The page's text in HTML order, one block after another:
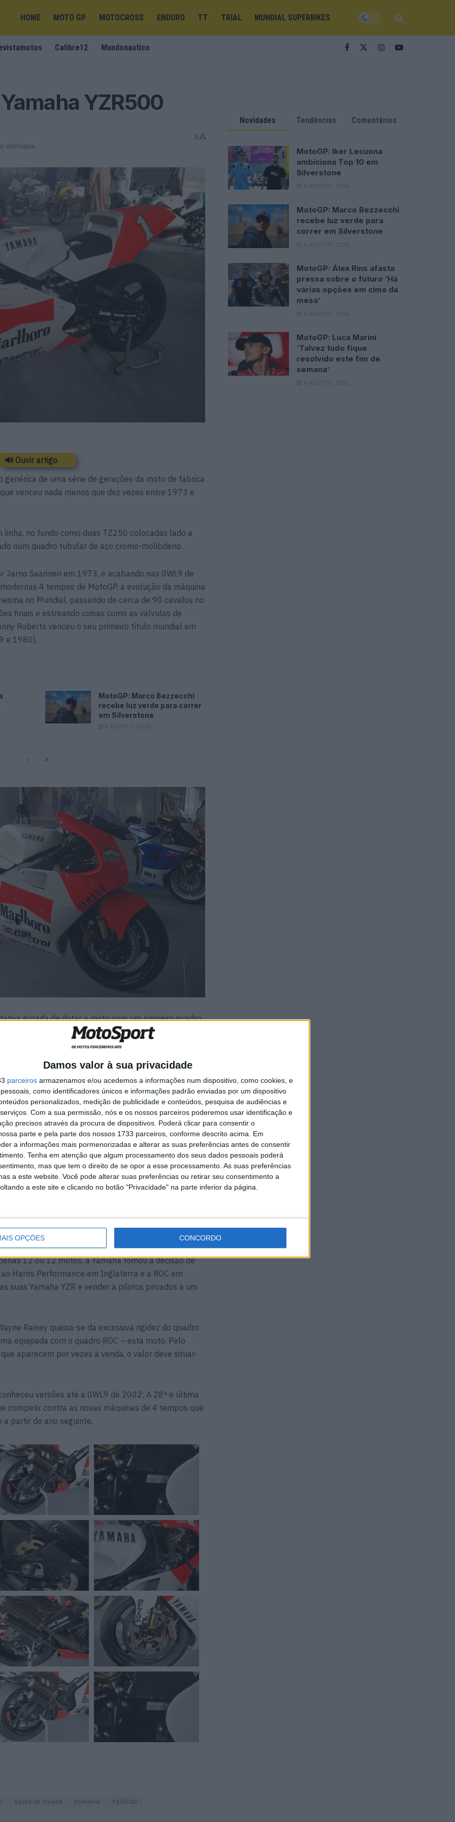
Damos valor à sua privacidade
parceiros armazenamos e/ou acedemos a informações num dispositivo, como cookies, e
como identificadores únicos e informações padrão enviadas por um dispositivo
personalizados, medição de publicidade e conteúdos, pesquisa de audiências e
Com a sua permissão, nós e os nossos parceiros poderemos usar identificação e
precisos através da procura de dispositivos. Poderá clicar para consentir o
parte e pela parte dos nossos 1733 parceiros, conforme descrito acima. Em
a informações mais pormenorizadas e alterar as suas preferências antes de consentir
Tenha em atenção que algum processamento dos seus dados pessoais poderá
mas que tem o direito de se opor a esse processamento. As suas preferências
a este website. Você pode alterar suas preferências ou retirar seu consentimento a
a este site e clicando no botão "Privacidade" na parte inferior da página.
OPÇÕES CONCORDO
HOME MOTO GP MOTOCROSS ENDURO TT TRIAL MUNDIAL SUPERBIKES
Calibre12 Mundonautico
YZR500
destaque
AA
🔊 Ouvir artigo
genérica de uma série de gerações da moto de fábrica
venceu nada menos que dez vezes entre 1973 e
no fundo como duas TZ250 colocadas lado a
num quadro tubular de aço cromo-molibdeno.
Saarinen em 1973, e acabando nas 0WL9 de
4 tempos de MotoGP, a evolução da máquina
no Mundial, passando de cerca de 90 cavalos no
finais e estreando coisas como as válvulas de
Roberts venceu o seu primeiro título mundial em
e 1980).
MotoGP: Marco Bezzecchi
recebe luz verde para correr
em Silverstone
6 AGOSTO, 2026
gorada de dotar a moto com um primeiro quadro
voltou ao aço tubular (0W48R), enquanto os
portanto, os escapes traseiros estavam virados para
com motor de 4 em linha, volta ao formato de chassi
quadrados… no mesmo ano, a 0W54 surge com
2 à frente).
são introduzidos logo depois, na 0W61 de
da admissão por pétalas na 0W81 com V4
ela venceu o Mundial nesse ano.
pertença de um conhecido colecionador
com o quadro ROC produzido por Serge Rosset
França e a Suiça… perante grelhas diminuídas
12 ou 12 motos, a Yamaha tomou a decisão de
Harris Performance em Inglaterra e a ROC em
suas Yamaha YZR e vender a pilotos privados a um
Rainey queixa-se da excessiva rigidez do quadro
equipada com o quadro ROC – esta moto. Pelo
aparecem por vezes à venda, o valor deve situar-
versões até à 0WL9 de 2002: A 28ª e última
competir contra as novas máquinas de 4 tempos que
a partir do ano seguinte.
Spirit of Speed Yamaha YZR500
Novidades Tendências Comentários
MotoGP: Iker Lecuona
ambiciona Top 10 em
Silverstone
6 AGOSTO, 2026
MotoGP: Marco Bezzecchi
recebe luz verde para
correr em Silverstone
6 AGOSTO, 2026
MotoGP: Álex Rins afasta
pressa sobre o futuro ‘Há
várias opções em cima da
mesa’
6 AGOSTO, 2026
MotoGP: Luca Marini
‘Talvez tudo fique
resolvido este fim de
semana’
6 AGOSTO, 2026